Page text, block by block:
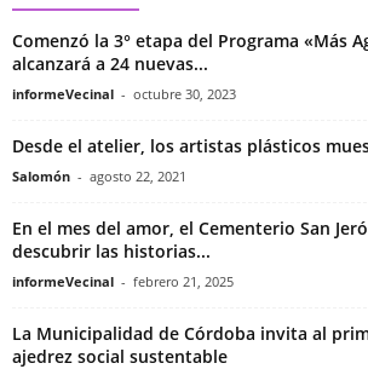
Comenzó la 3° etapa del Programa «Más
alcanzará a 24 nuevas...
informeVecinal - octubre 30, 2023
Desde el atelier, los artistas plásticos
Salomón - agosto 22, 2021
En el mes del amor, el Cementerio San
descubrir las historias...
informeVecinal - febrero 21, 2025
La Municipalidad de Córdoba invita al
ajedrez social sustentable